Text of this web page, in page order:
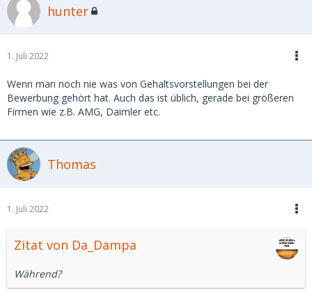
hunter
1. Juli 2022
Wenn man noch nie was von Gehaltsvorstellungen bei der
Bewerbung gehört hat. Auch das ist üblich, gerade bei größeren
Firmen wie z.B. AMG, Daimler etc.
Thomas
1. Juli 2022
Zitat von Da_Dampa
Während?